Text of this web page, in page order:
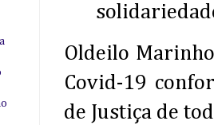
Oldeilo
Covid-19
de Justiça de